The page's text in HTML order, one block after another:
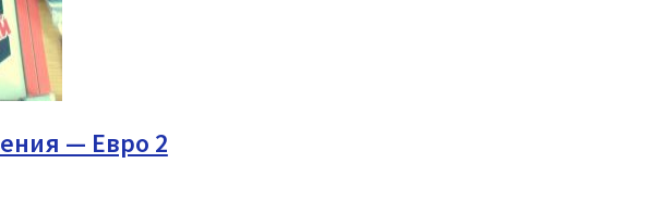
— Евро 2